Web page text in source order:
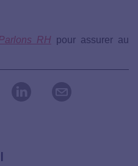
RH pour assurer au